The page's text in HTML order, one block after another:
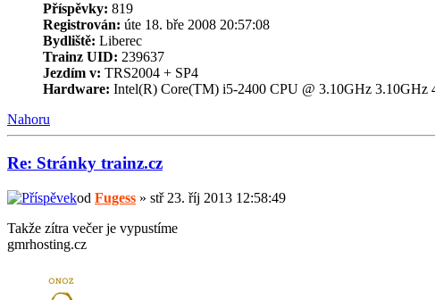
Příspěvky: 819
Registrován: úte 18. bře 2008 20:57:08
Bydliště: Liberec
Trainz UID: 239637
Jezdím v: TRS2004 + SP4
Hardware: Intel(R) Core(TM) i5-2400 CPU @ 3.10GHz
Nahoru
Re: Stránky trainz.cz
od Fugess » stř 23. říj 2013 12:58:49
Takže zítra večer je vypustíme
gmrhosting.cz